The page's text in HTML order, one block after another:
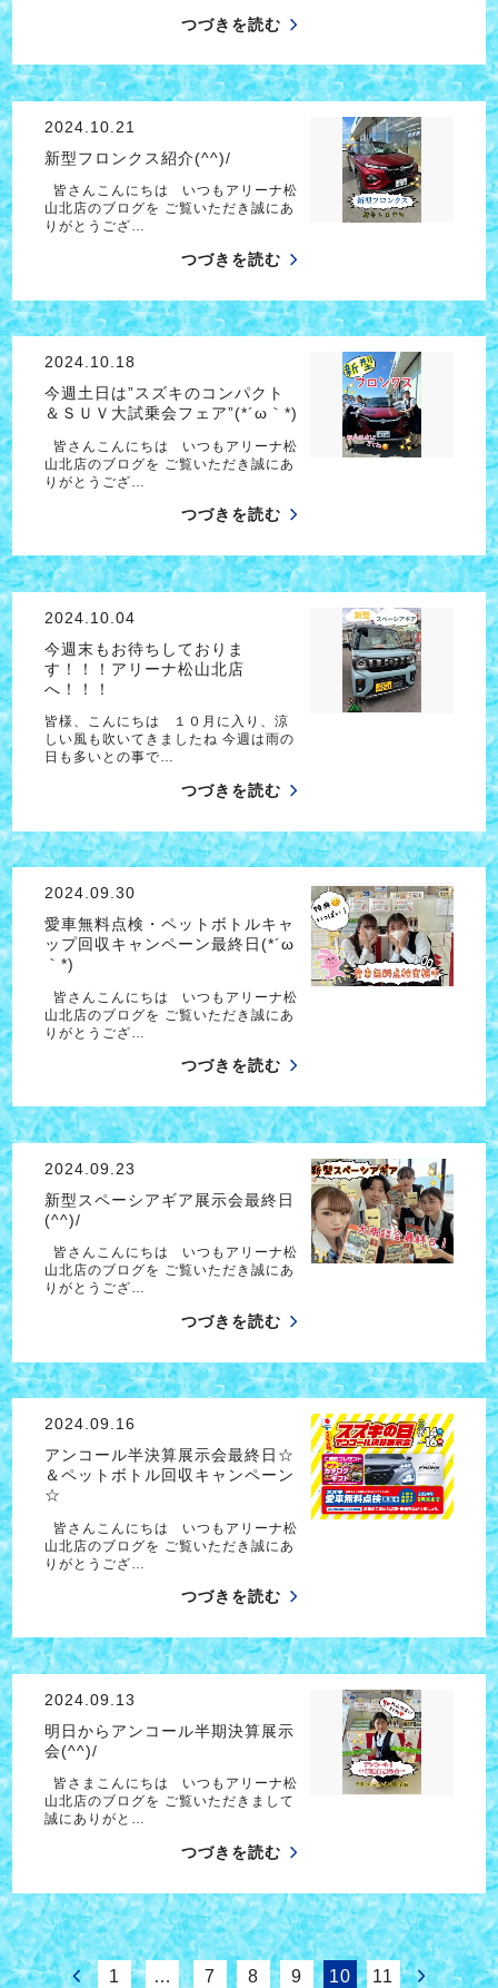
つづきを読む
2024.10.21
新型フロンクス紹介(^^)/
皆さんこんにちは いつもアリーナ松
山北店のブログを ご覧いただき誠にあ
りがとうござ…
つづきを読む
2024.10.18
今週土日は”スズキのコンパクト
＆ＳＵＶ大試乗会フェア”(*´ω｀*)
皆さんこんにちは いつもアリーナ松
山北店のブログを ご覧いただき誠にあ
りがとうござ…
つづきを読む
2024.10.04
今週末もお待ちしておりま
す！！！アリーナ松山北店
へ！！！
皆様、こんにちは １０月に入り、涼
しい風も吹いてきましたね 今週は雨の
日も多いとの事で…
つづきを読む
2024.09.30
愛車無料点検・ペットボトルキャ
ップ回収キャンペーン最終日(*´ω
｀*)
皆さんこんにちは いつもアリーナ松
山北店のブログを ご覧いただき誠にあ
りがとうござ…
つづきを読む
2024.09.23
新型スペーシアギア展示会最終日
(^^)/
皆さんこんにちは いつもアリーナ松
山北店のブログを ご覧いただき誠にあ
りがとうござ…
つづきを読む
2024.09.16
アンコール半決算展示会最終日☆
＆ペットボトル回収キャンペーン
☆
皆さんこんにちは いつもアリーナ松
山北店のブログを ご覧いただき誠にあ
りがとうござ…
つづきを読む
2024.09.13
明日からアンコール半期決算展示
会(^^)/
皆さまこんにちは いつもアリーナ松
山北店のブログを ご覧いただきまして
誠にありがと…
つづきを読む
1 … 7 8 9 10 11